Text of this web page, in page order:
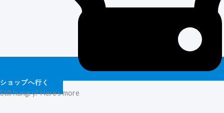
ショップへ行く
Still hungry? Here’s more